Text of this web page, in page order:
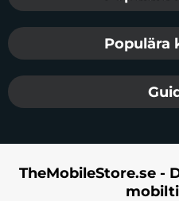
Populära
TheMobileStore.se -